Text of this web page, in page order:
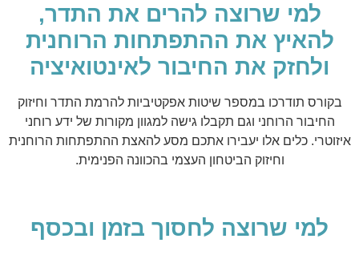
למי שרוצה להרים את התדר,
להאיץ את ההתפתחות הרוחנית
ולחזק את החיבור לאינטואיציה
בקורס תודרכו במספר שיטות אפקטיביות להרמת התדר וחיזוק
החיבור הרוחני וגם תקבלו גישה למגוון מקורות של ידע רוחני
איזוטרי. כלים אלו יעבירו אתכם מסע להאצת ההתפתחות הרוחנית
וחיזוק הביטחון העצמי בהכוונה הפנימית.
למי שרוצה לחסוך בזמן ובכסף